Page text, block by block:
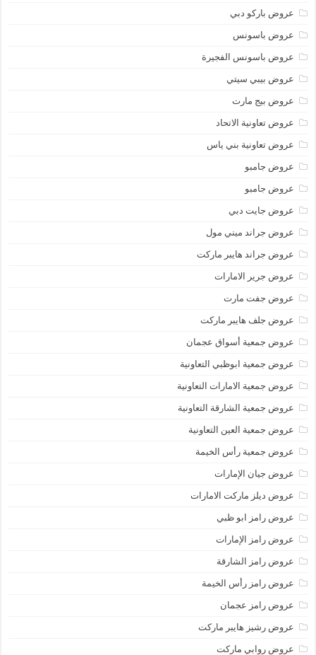
عروض باركو دبي
عروض باسونس
عروض باسونس الفجيرة
عروض بيبي سيتي
عروض بيج مارت
عروض تعاونية الاتحاد
عروض تعاونية بني ياس
عروض جامبو
عروض جامبو
عروض جايت دبي
عروض جراند ميني مول
عروض جراند هايبر ماركت
عروض جرير الامارات
عروض جفت مارت
عروض جلف هايبر ماركت
عروض جمعية أسواق عجمان
عروض جمعية ابوظبي التعاونية
عروض جمعية الامارات التعاونية
عروض جمعية الشارقة التعاونية
عروض جمعية العين التعاونية
عروض جمعية رأس الخيمة
عروض جيان الإمارات
عروض ديلز ماركت الامارات
عروض رامز ابو ظبي
عروض رامز الإمارات
عروض رامز الشارقة
عروض رامز رأس الخيمة
عروض رامز عجمان
عروض رشيز هايبر ماركت
عروض روابي ماركت